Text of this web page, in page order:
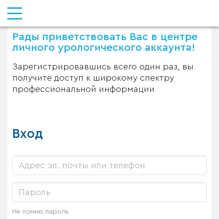
Рады приветствовать Вас в центре
личного урологического аккаунта!
Зарегистрировавшись всего один раз, вы
получите доступ к широкому спектру
профессиональной информации
Вход
Не помню пароль